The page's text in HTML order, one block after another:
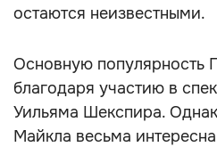
остаются неизвестными.
Основную популярность
благодаря участию в
Уильяма Шекспира.
Майкла весьма